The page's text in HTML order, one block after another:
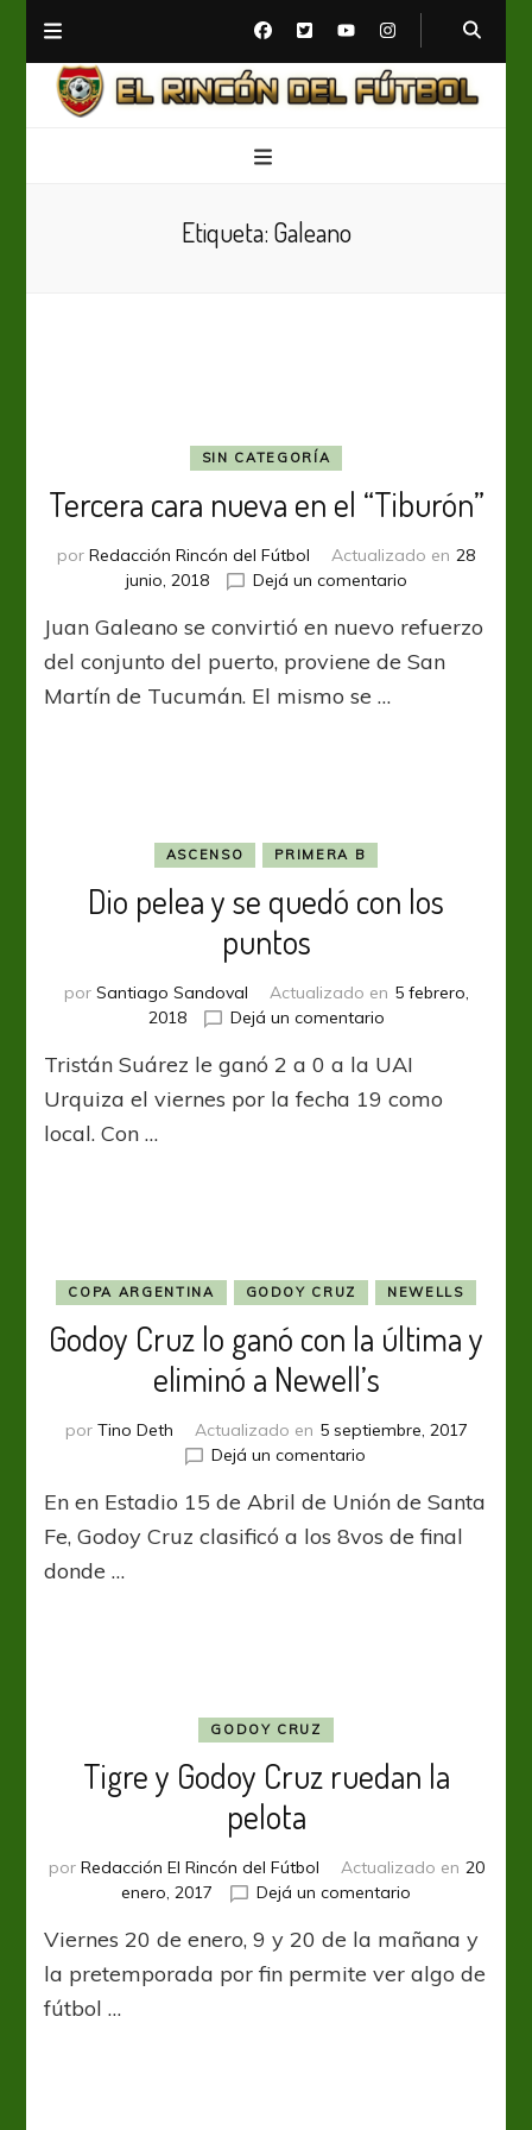
Etiqueta: Galeano
SIN CATEGORÍA
Tercera cara nueva en el “Tiburón”
por Redacción Rincón del Fútbol Actualizado en 28
junio, 2018
Dejá un comentarioen
cara
nueva
Juan Galeano se convirtió en nuevo refuerzo
del conjunto del puerto, proviene de San
Martín de Tucumán. El mismo se …
ASCENSO PRIMERA B
Dio pelea y se quedó con los
puntos
por Santiago Sandoval Actualizado en 5 febrero,
2018
Dejá un comentarioen
pelea
y
Tristán Suárez le ganó 2 a 0 a la UAI
Urquiza el viernes por la fecha 19 como
local. Con …
COPA ARGENTINA GODOY CRUZ NEWELLS
Godoy Cruz lo ganó con la última y
eliminó a Newell’s
por Tino Deth Actualizado en 5 septiembre, 2017
Dejá un comentarioen
Cruz
lo
En en Estadio 15 de Abril de Unión de Santa
Fe, Godoy Cruz clasificó a los 8vos de final
donde …
GODOY CRUZ
Tigre y Godoy Cruz ruedan la
pelota
por Redacción El Rincón del Fútbol Actualizado en 20
enero, 2017
Dejá un comentario
y
Godoy
Cruz
Viernes 20 de enero, 9 y 20 de la mañana y
la pretemporada por fin permite ver algo de
fútbol …